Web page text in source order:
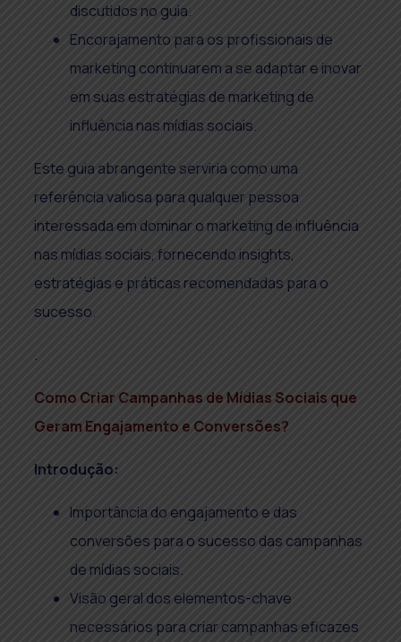
discutidos no guia.
Encorajamento para os profissionais de
marketing continuarem a se adaptar e inovar
em suas estratégias de marketing de
influência nas mídias sociais.
Este guia abrangente serviria como uma
referência valiosa para qualquer pessoa
interessada em dominar o marketing de influência
nas mídias sociais, fornecendo insights,
estratégias e práticas recomendadas para o
sucesso.
.
Como Criar Campanhas de Mídias Sociais que
Geram Engajamento e Conversões?
Introdução:
Importância do engajamento e das
conversões para o sucesso das campanhas
de mídias sociais.
Visão geral dos elementos-chave
necessários para criar campanhas eficazes